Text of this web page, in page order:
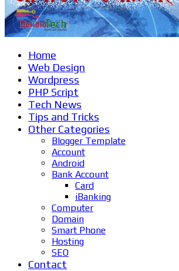
Home
Web Design
Wordpress
PHP Script
Tech News
Tips and Tricks
Other Categories
Blogger Template
Account
Android
Bank Account
Card
iBanking
Computer
Domain
Smart Phone
Hosting
SEO
Contact